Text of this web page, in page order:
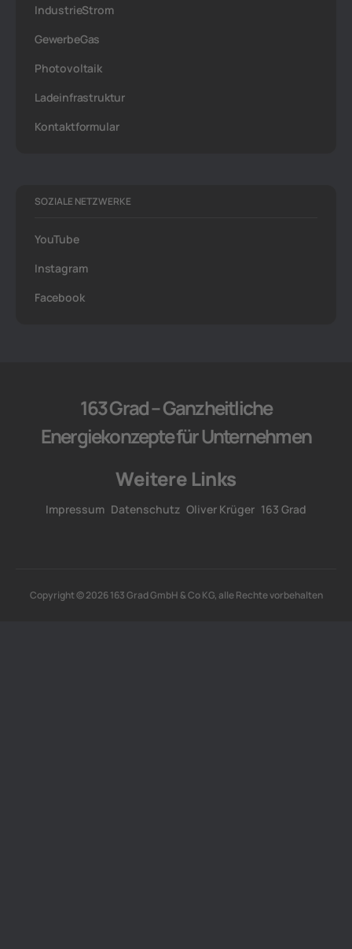
IndustrieStrom
GewerbeGas
Photovoltaik
Ladeinfrastruktur
Kontaktformular
SOZIALE NETZWERKE
YouTube
Instagram
Facebook
163 Grad – Ganzheitliche
Energiekonzepte für Unternehmen
Weitere Links
Impressum Datenschutz Oliver Krüger 163 Grad
Copyright © 2026 163 Grad GmbH & Co KG, alle Rechte vorbehalten